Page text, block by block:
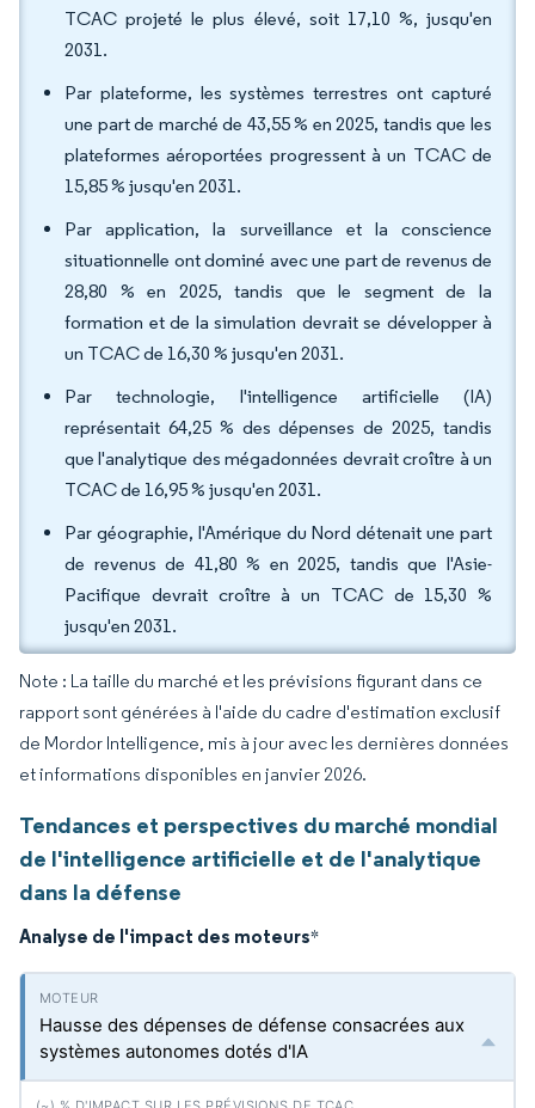
TCAC projeté le plus élevé, soit 17,10 %, jusqu'en
2031.
Par plateforme, les systèmes terrestres ont capturé
une part de marché de 43,55 % en 2025, tandis que les
plateformes aéroportées progressent à un TCAC de
15,85 % jusqu'en 2031.
Par application, la surveillance et la conscience
situationnelle ont dominé avec une part de revenus de
28,80 % en 2025, tandis que le segment de la
formation et de la simulation devrait se développer à
un TCAC de 16,30 % jusqu'en 2031.
Par technologie, l'intelligence artificielle (IA)
représentait 64,25 % des dépenses de 2025, tandis
que l'analytique des mégadonnées devrait croître à un
TCAC de 16,95 % jusqu'en 2031.
Par géographie, l'Amérique du Nord détenait une part
de revenus de 41,80 % en 2025, tandis que l'Asie-
Pacifique devrait croître à un TCAC de 15,30 %
jusqu'en 2031.
Note : La taille du marché et les prévisions figurant dans ce
rapport sont générées à l'aide du cadre d'estimation exclusif
de Mordor Intelligence, mis à jour avec les dernières données
et informations disponibles en janvier 2026.
Tendances et perspectives du marché mondial
de l'intelligence artificielle et de l'analytique
dans la défense
Analyse de l'impact des moteurs*
Hausse des dépenses de défense consacrées aux
systèmes autonomes dotés d'IA